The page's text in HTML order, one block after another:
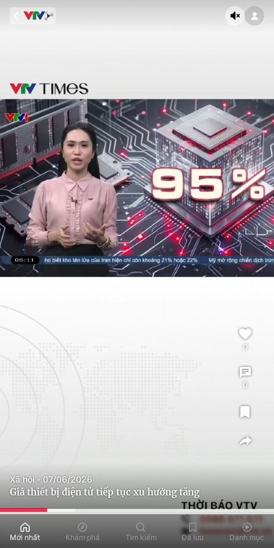
Giá thiết bị điện tử tiếp tục xu hướng tăng
Xã hội - 07/06/2026
0
0
Mới nhất Khám phá Tìm kiếm Đã lưu Danh mục